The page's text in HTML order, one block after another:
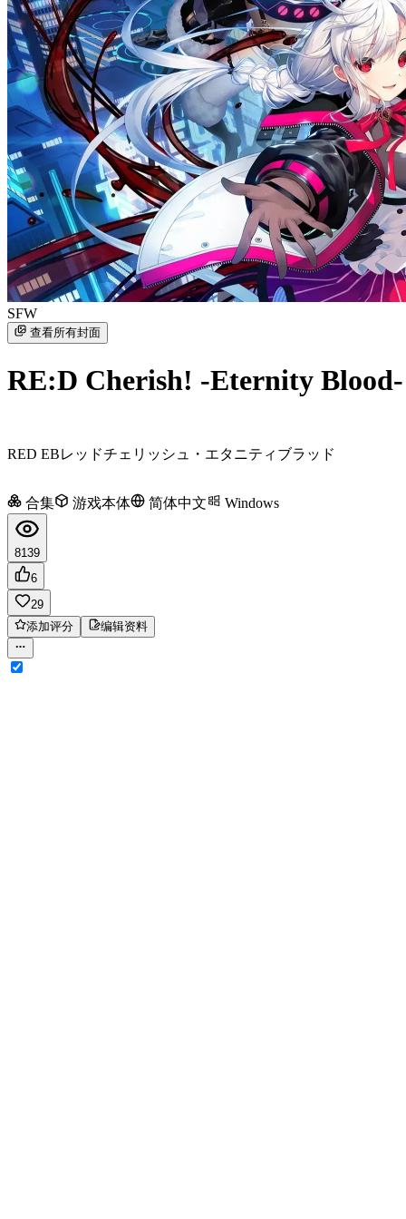
SFW
查看所有封面
RE:D Cherish! -Eternity Blood-
RED EBレッドチェリッシュ・エタニティブラッド
合集 游戏本体 简体中文 Windows
8139
6
29
添加评分
编辑资料